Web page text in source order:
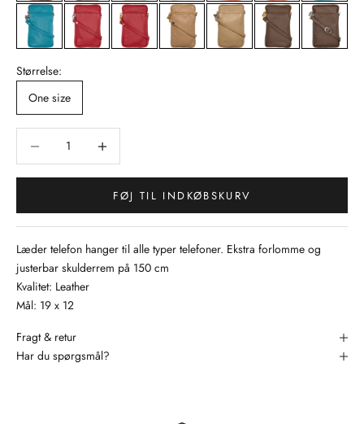
Størrelse:
One size
FØJ TIL INDKØBSKURV
Læder telefon hanger til alle typer telefoner. Ekstra forlomme og
justerbar skulderrem på 150 cm
Kvalitet: Leather
Mål: 19 x 12
Fragt & retur
Har du spørgsmål?